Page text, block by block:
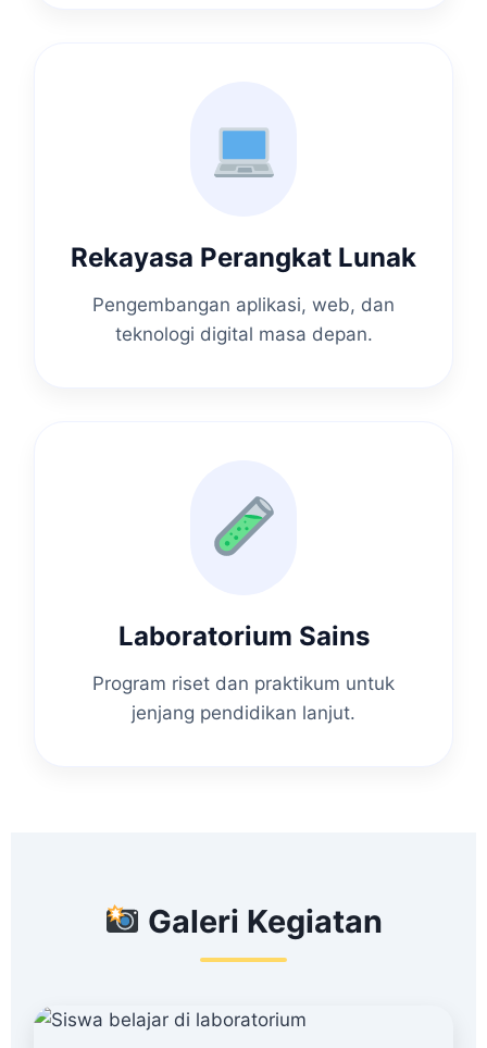
Rekayasa Perangkat Lunak
Pengembangan aplikasi, web, dan
teknologi digital masa depan.
Laboratorium Sains
Program riset dan praktikum untuk
jenjang pendidikan lanjut.
Galeri Kegiatan